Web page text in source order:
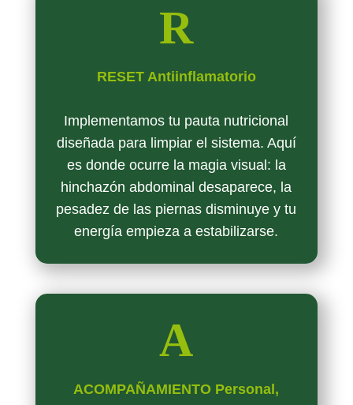
R
RESET Antiinflamatorio
Implementamos tu pauta nutricional
diseñada para limpiar el sistema. Aquí
es donde ocurre la magia visual: la
hinchazón abdominal desaparece, la
pesadez de las piernas disminuye y tu
energía empieza a estabilizarse.
A
ACOMPAÑAMIENTO Personal,